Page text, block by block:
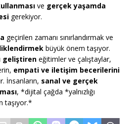
ve gerçek yaşamda
gerekiyor.
geçirilen zamanı sınırlandırmak ve
büyük önem taşıyor.
geliştiren eğitimler ve çalıştaylar,
empati ve iletişim becerilerini
İnsanların, sanal ve gerçek
, *dijital çağda *yalnızlığı
taşıyor.*